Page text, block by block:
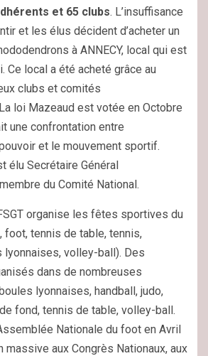
et 65 clubs. L’insuffisance
et les élus décident d’acheter un
à ANNECY, local qui est
Ce local a été acheté grâce au
clubs et comités
loi Mazeaud est votée en Octobre
une confrontation entre
et le mouvement sportif.
élu Secrétaire Général
du Comité National.
organise les fêtes sportives du
foot, tennis de table, tennis,
lyonnaises, volley-ball). Des
dans de nombreuses
lyonnaises, handball, judo,
fond, tennis de table, volley-ball.
Nationale du foot en Avril
massive aux Congrès Nationaux, aux